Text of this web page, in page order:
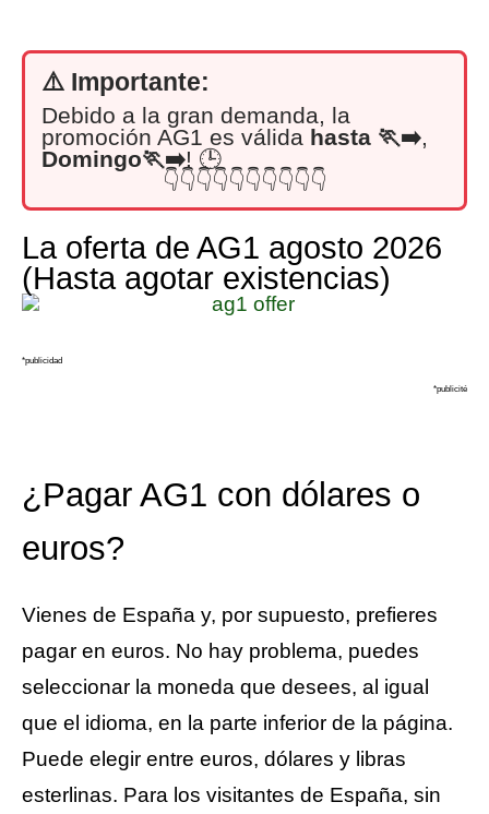
⚠️ Importante:
Debido a la gran demanda, la
promoción AG1 es válida hasta 🏃‍➡️,
Domingo🏃‍➡️! 🕒
👇👇👇👇👇👇👇👇👇👇
La oferta de AG1 agosto 2026
(Hasta agotar existencias)
*publicidad
*publicité
¿Pagar AG1 con dólares o
euros?
Vienes de España y, por supuesto, prefieres
pagar en euros. No hay problema, puedes
seleccionar la moneda que desees, al igual
que el idioma, en la parte inferior de la página.
Puede elegir entre euros, dólares y libras
esterlinas. Para los visitantes de España, sin